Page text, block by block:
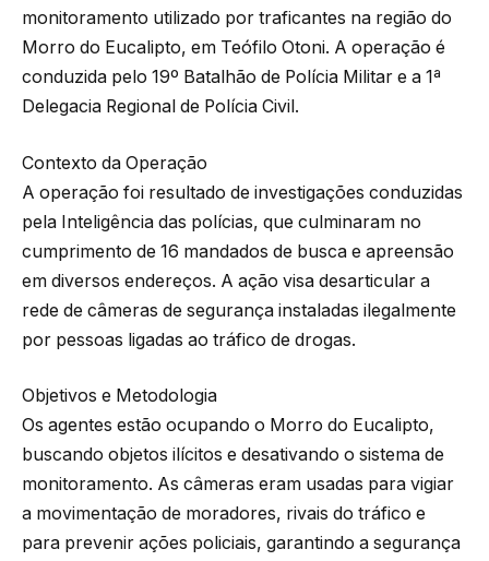
monitoramento utilizado por traficantes na região do
Morro do Eucalipto, em Teófilo Otoni. A operação é
conduzida pelo 19º Batalhão de Polícia Militar e a 1ª
Delegacia Regional de Polícia Civil.
Contexto da Operação
A operação foi resultado de investigações conduzidas
pela Inteligência das polícias, que culminaram no
cumprimento de 16 mandados de busca e apreensão
em diversos endereços. A ação visa desarticular a
rede de câmeras de segurança instaladas ilegalmente
por pessoas ligadas ao tráfico de drogas.
Objetivos e Metodologia
Os agentes estão ocupando o Morro do Eucalipto,
buscando objetos ilícitos e desativando o sistema de
monitoramento. As câmeras eram usadas para vigiar
a movimentação de moradores, rivais do tráfico e
para prevenir ações policiais, garantindo a segurança